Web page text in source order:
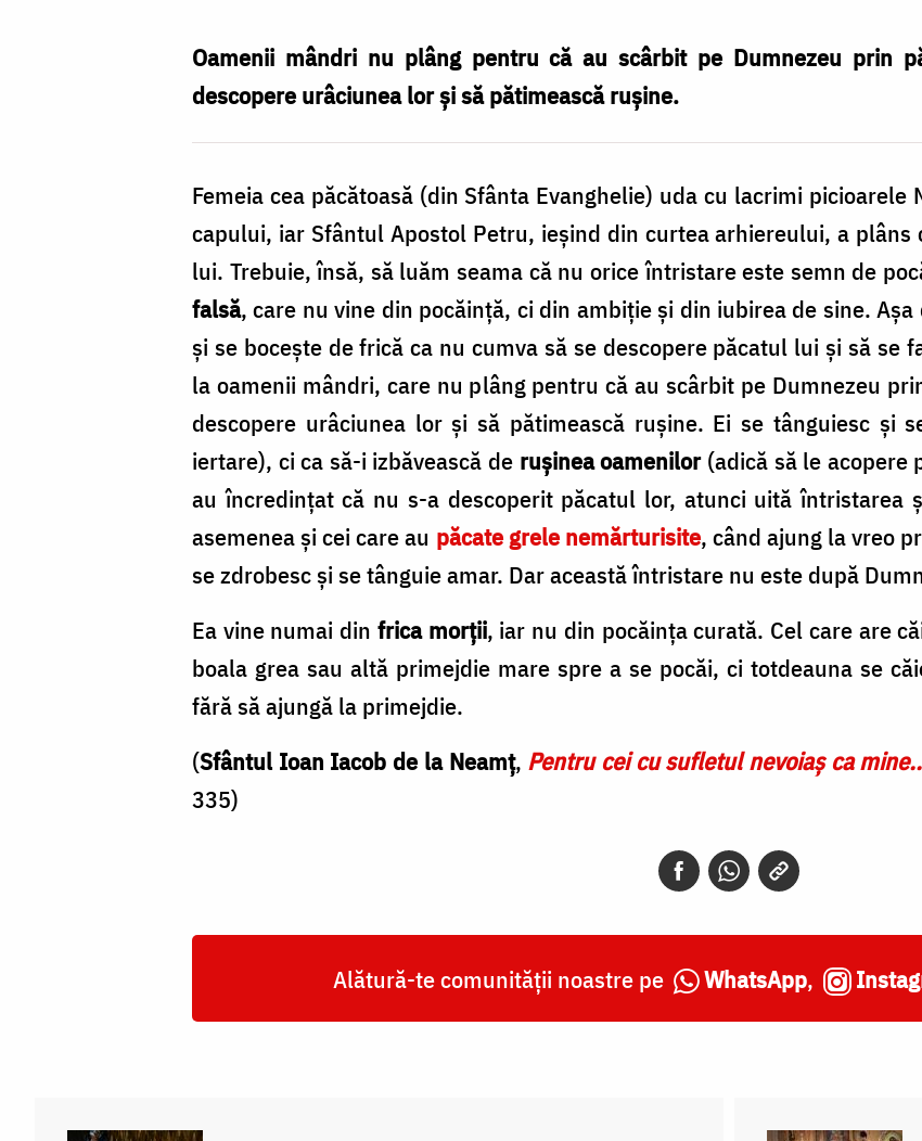
Oamenii mândri nu plâng pentru că au scârbit pe Dumnezeu prin
descopere urâciunea lor și să pătimească rușine.
Femeia cea păcătoasă (din Sfânta Evanghelie) uda cu lacrimi
capului, iar Sfântul Apostol Petru, ieșind din curtea arhiereului, a
lui. Trebuie, însă, să luăm seama că nu orice întristare este semn de
falsă, care nu vine din pocăință, ci din ambiție și din iubirea de sine.
și se bocește de frică ca nu cumva să se descopere păcatul lui și să se
la oamenii mândri, care nu plâng pentru că au scârbit pe Dumnezeu
descopere urâciunea lor și să pătimească rușine. Ei se tânguiesc și
iertare), ci ca să-i izbăvească de rușinea oamenilor(adică să le acopere
au încredințat că nu s-a descoperit păcatul lor, atunci uită întristarea
asemenea și cei care au păcate grele nemărturisite, când ajung la vreo
se zdrobesc și se tânguie amar. Dar această întristare nu este după
Ea vine numai din frica morții, iar nu din pocăința curată. Cel care are
boala grea sau altă primejdie mare spre a se pocăi, ci totdeauna se
fără să ajungă la primejdie.
(Sfântul Ioan Iacob de la Neamț, Pentru cei cu sufletul nevoiaș ca
335)
Alătură-te comunității noastre pe WhatsApp,